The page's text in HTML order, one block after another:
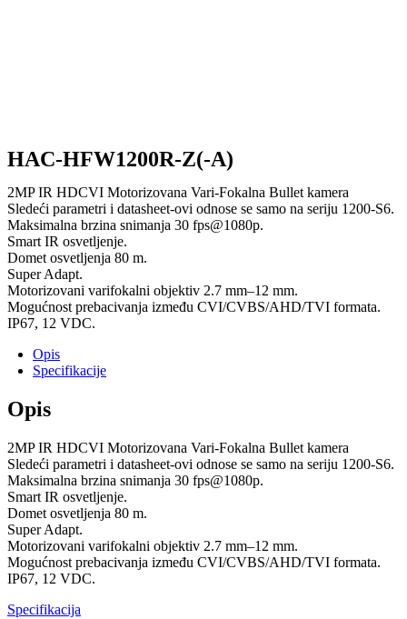
HAC-HFW1200R-Z(-A)
2MP IR HDCVI Motorizovana Vari-Fokalna Bullet kamera
Sledeći parametri i datasheet-ovi odnose se samo na seriju 1200-S6.
Maksimalna brzina snimanja 30 fps@1080p.
Smart IR osvetljenje.
Domet osvetljenja 80 m.
Super Adapt.
Motorizovani varifokalni objektiv 2.7 mm–12 mm.
Mogućnost prebacivanja između CVI/CVBS/AHD/TVI formata.
IP67, 12 VDC.
Opis
Specifikacije
Opis
2MP IR HDCVI Motorizovana Vari-Fokalna Bullet kamera
Sledeći parametri i datasheet-ovi odnose se samo na seriju 1200-S6.
Maksimalna brzina snimanja 30 fps@1080p.
Smart IR osvetljenje.
Domet osvetljenja 80 m.
Super Adapt.
Motorizovani varifokalni objektiv 2.7 mm–12 mm.
Mogućnost prebacivanja između CVI/CVBS/AHD/TVI formata.
IP67, 12 VDC.
Specifikacija